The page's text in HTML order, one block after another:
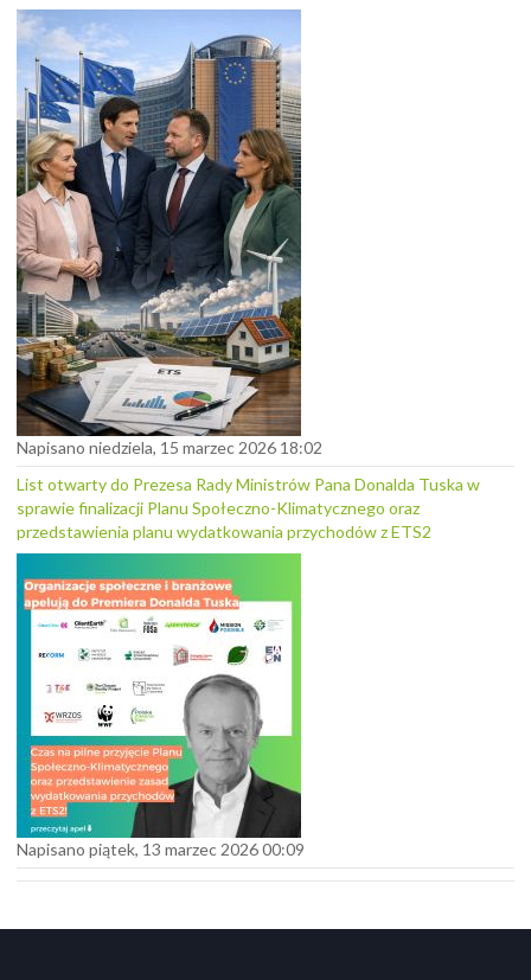
Napisano niedziela, 15 marzec 2026 18:02
List otwarty do Prezesa Rady Ministrów Pana Donalda Tuska w
sprawie finalizacji Planu Społeczno-Klimatycznego oraz
przedstawienia planu wydatkowania przychodów z ETS2
Napisano piątek, 13 marzec 2026 00:09